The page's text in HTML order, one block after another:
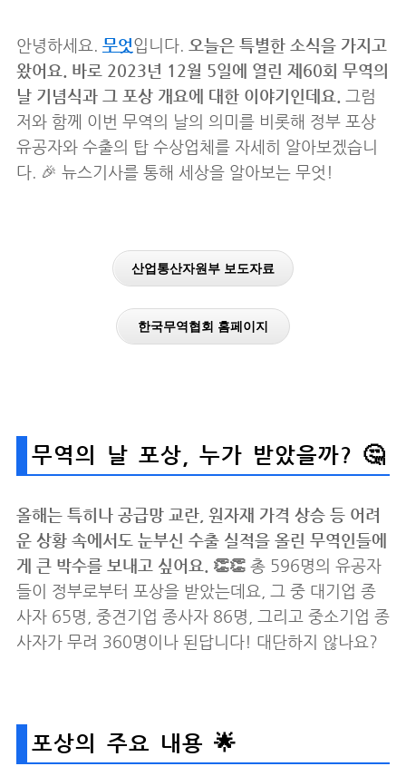
안녕하세요. 무엇입니다. 오늘은 특별한 소식을 가지고
왔어요. 바로 2023년 12월 5일에 열린 제60회 무역의
날 기념식과 그 포상 개요에 대한 이야기인데요. 그럼
저와 함께 이번 무역의 날의 의미를 비롯해 정부 포상
유공자와 수출의 탑 수상업체를 자세히 알아보겠습니
다. 🎉 뉴스기사를 통해 세상을 알아보는 무엇!
산업통산자원부 보도자료
한국무역협회 홈페이지
무역의 날 포상, 누가 받았을까? 🤔
올해는 특히나 공급망 교란, 원자재 가격 상승 등 어려
운 상황 속에서도 눈부신 수출 실적을 올린 무역인들에
게 큰 박수를 보내고 싶어요. 👏👏 총 596명의 유공자
들이 정부로부터 포상을 받았는데요, 그 중 대기업 종
사자 65명, 중견기업 종사자 86명, 그리고 중소기업 종
사자가 무려 360명이나 된답니다! 대단하지 않나요?
포상의 주요 내용 🌟